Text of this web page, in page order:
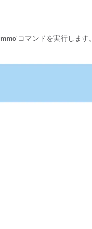
mmc'コマンドを実行しま